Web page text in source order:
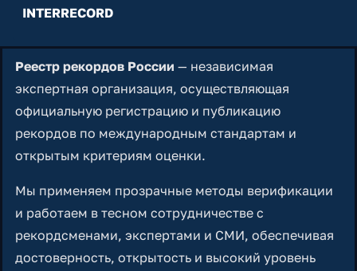
INTERRECORD
Реестр рекордов России — независимая
экспертная организация, осуществляющая
официальную регистрацию и публикацию
рекордов по международным стандартам и
открытым критериям оценки.
Мы применяем прозрачные методы верификации
и работаем в тесном сотрудничестве с
рекордсменами, экспертами и СМИ, обеспечивая
достоверность, открытость и высокий уровень